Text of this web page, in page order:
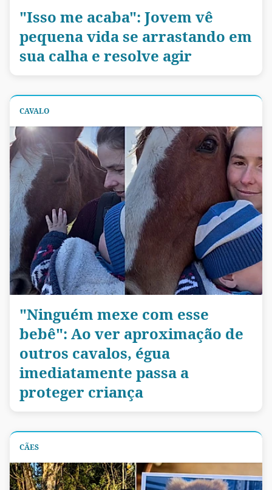
"Isso me acaba": Jovem vê
pequena vida se arrastando em
sua calha e resolve agir
CAVALO
"Ninguém mexe com esse
bebê": Ao ver aproximação de
outros cavalos, égua
imediatamente passa a
proteger criança
CÃES